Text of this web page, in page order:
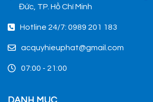
Đức, TP. Hồ Chí Minh
Hotline 24/7: 0989 201 183
acquyhieuphat@gmail.com
07:00 - 21:00